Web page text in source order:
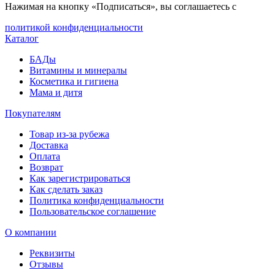
Нажимая на кнопку «Подписаться», вы соглашаетесь с
политикой конфиденциальности
Каталог
БАДы
Витамины и минералы
Косметика и гигиена
Мама и дитя
Покупателям
Товар из-за рубежа
Доставка
Оплата
Возврат
Как зарегистрироваться
Как сделать заказ
Политика конфиденциальности
Пользовательское соглашение
О компании
Реквизиты
Отзывы